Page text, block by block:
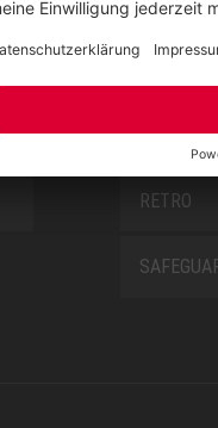
NOVA
RETRO